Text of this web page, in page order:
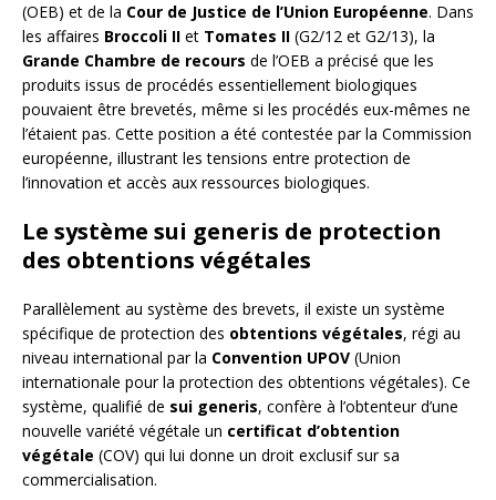
(OEB) et de la Cour de Justice de l’Union Européenne. Dans
les affaires Broccoli II et Tomates II (G2/12 et G2/13), la
Grande Chambre de recours de l’OEB a précisé que les
produits issus de procédés essentiellement biologiques
pouvaient être brevetés, même si les procédés eux-mêmes ne
l’étaient pas. Cette position a été contestée par la Commission
européenne, illustrant les tensions entre protection de
l’innovation et accès aux ressources biologiques.
Le système sui generis de protection
des obtentions végétales
Parallèlement au système des brevets, il existe un système
spécifique de protection des obtentions végétales, régi au
niveau international par la Convention UPOV (Union
internationale pour la protection des obtentions végétales). Ce
système, qualifié de sui generis, confère à l’obtenteur d’une
nouvelle variété végétale un certificat d’obtention
végétale (COV) qui lui donne un droit exclusif sur sa
commercialisation.